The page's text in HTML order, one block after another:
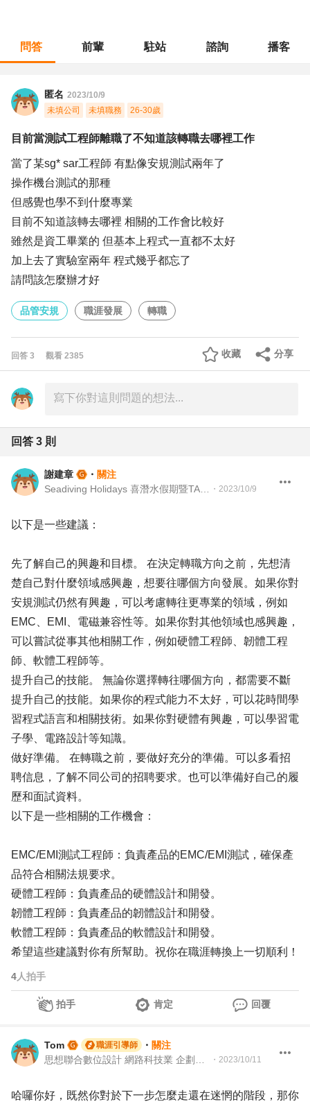
問答 前輩 駐站 諮詢 播客
匿名 2023/10/9
未填公司
未填職務 26-30歲
目前當測試工程師離職了不知道該轉職去哪裡工作
當了某sg* sar工程師 有點像安規測試兩年了
操作機台測試的那種
但感覺也學不到什麼專業
目前不知道該轉去哪裡 相關的工作會比較好
雖然是資工畢業的 但基本上程式一直都不太好
加上去了實驗室兩年 程式幾乎都忘了
請問該怎麼辦才好
品管安規 職涯發展 轉職
回答 3 觀看 2385 分享
收藏
回答 3 則
謝建章 ・ 關注
・ 2023/10/9
以下是一些建議：
先了解自己的興趣和目標。 在決定轉職方向之前，先想清
楚自己對什麼領域感興趣，想要往哪個方向發展。如果你對
安規測試仍然有興趣，可以考慮轉往更專業的領域，例如
EMC、EMI、電磁兼容性等。如果你對其他領域也感興趣，
可以嘗試從事其他相關工作，例如硬體工程師、韌體工程
師、軟體工程師等。
提升自己的技能。 無論你選擇轉往哪個方向，都需要不斷
提升自己的技能。如果你的程式能力不太好，可以花時間學
習程式語言和相關技術。如果你對硬體有興趣，可以學習電
子學、電路設計等知識。
做好準備。 在轉職之前，要做好充分的準備。可以多看招
聘信息，了解不同公司的招聘要求。也可以準備好自己的履
歷和面試資料。
以下是一些相關的工作機會：
EMC/EMI測試工程師：負責產品的EMC/EMI測試，確保產
品符合相關法規要求。
硬體工程師：負責產品的硬體設計和開發。
韌體工程師：負責產品的韌體設計和開發。
軟體工程師：負責產品的軟體設計和開發。
希望這些建議對你有所幫助。祝你在職涯轉換上一切順利！
4人拍手
拍手 肯定 回覆
Tom 職涯引導師 ・ 關注
・ 2023/10/11
哈囉你好，既然你對於下一步怎麼走還在迷惘的階段，那你